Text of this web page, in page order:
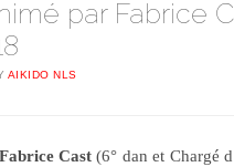
par Fabrice
AIKIDO NLS
Fabrice Cast(6° dan et Chargé